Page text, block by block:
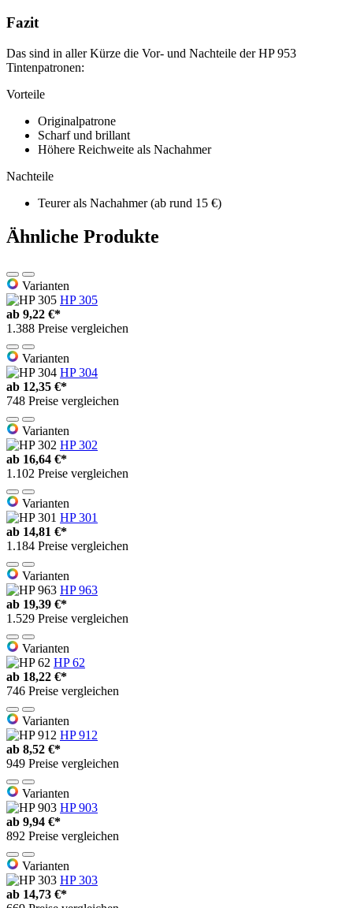
Fazit
Das sind in aller Kürze die Vor- und Nachteile der HP 953
Tintenpatronen:
Vorteile
Originalpatrone
Scharf und brillant
Höhere Reichweite als Nachahmer
Nachteile
Teurer als Nachahmer (ab rund 15 €)
Ähnliche Produkte
Varianten
HP 305
ab 9,22 €*
1.388 Preise vergleichen
Varianten
HP 304
ab 12,35 €*
748 Preise vergleichen
Varianten
HP 302
ab 16,64 €*
1.102 Preise vergleichen
Varianten
HP 301
ab 14,81 €*
1.184 Preise vergleichen
Varianten
HP 963
ab 19,39 €*
1.529 Preise vergleichen
Varianten
HP 62
ab 18,22 €*
746 Preise vergleichen
Varianten
HP 912
ab 8,52 €*
949 Preise vergleichen
Varianten
HP 903
ab 9,94 €*
892 Preise vergleichen
Varianten
HP 303
ab 14,73 €*